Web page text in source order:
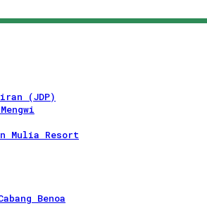
(JDP)
Mulia Resort
Benoa